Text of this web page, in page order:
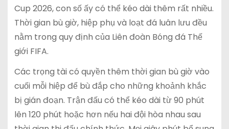
Cup 2026, con số ấy có thể kéo dài thêm rất nhiều.
Thời gian bù giờ, hiệp phụ và loạt đá luân lưu đều
nằm trong quy định của Liên đoàn Bóng đá Thế
giới FIFA.
Các trọng tài có quyền thêm thời gian bù giờ vào
cuối mỗi hiệp để bù đắp cho những khoảnh khắc
bị gián đoạn. Trận đấu có thể kéo dài từ 90 phút
lên 120 phút hoặc hơn nếu hai đội hòa nhau sau